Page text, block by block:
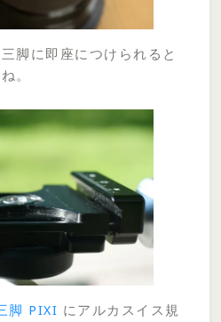
脚に即座につけられると
。
脚 PIXI にアルカスイス規